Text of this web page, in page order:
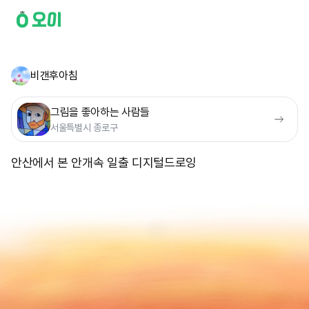
비갠후아침
그림을 좋아하는 사람들
서울특별시 종로구
안산에서 본 안개속 일출 디지털드로잉